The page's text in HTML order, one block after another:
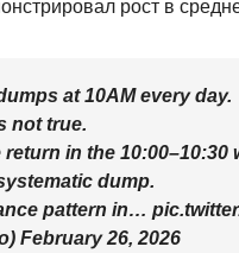
рост в
at 10AM every day.
not true.
in the 10:00–10:30
dump.
pattern in…
February 26, 2026